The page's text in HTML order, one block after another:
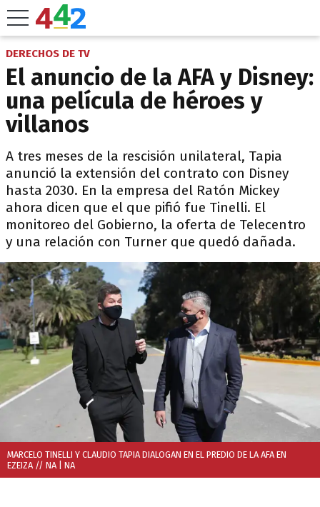
DERECHOS DE TV
El anuncio de la AFA y Disney:
una película de héroes y
villanos
A tres meses de la rescisión unilateral, Tapia
anunció la extensión del contrato con Disney
hasta 2030. En la empresa del Ratón Mickey
ahora dicen que el que pifió fue Tinelli. El
monitoreo del Gobierno, la oferta de Telecentro
y una relación con Turner que quedó dañada.
MARCELO TINELLI Y CLAUDIO TAPIA DIALOGAN EN EL PREDIO DE LA AFA EN
EZEIZA // NA | NA